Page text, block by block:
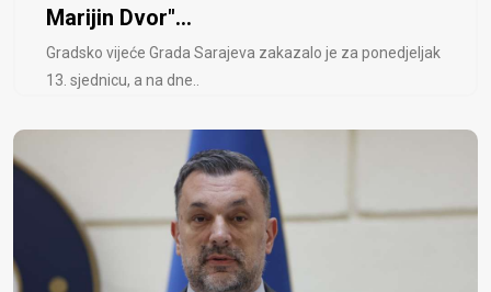
Marijin Dvor"...
Gradsko vijeće Grada Sarajeva zakazalo je za ponedjeljak
13. sjednicu, a na dne..